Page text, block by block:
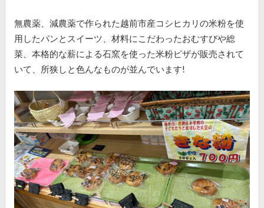
無農薬、減農薬で作られた越前市産コシヒカリの米粉を使
用したパンとスイーツ、材料にこだわったおむすびや総
菜、本格的な薪による石窯を使った米粉ピザが販売されて
いて、所狭しと色んなものが並んでいます!